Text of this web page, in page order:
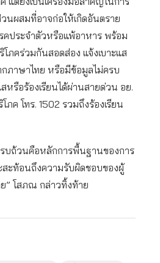
นผสมที่อาจก่อให้เกิดอันตราย
คประจำตัวหรือแพ้อาหาร พร้อม
ภคร่วมกันสอดส่อง แจ้งเบาะแส
ภาษาไทย หรือมีข้อมูลไม่ครบ
หรือร้องเรียนได้ผ่านสายด่วน อย.
ภค โทร. 1502 รวมถึงร้องเรียน
บถ้วนคือหลักการพื้นฐานของการ
สะท้อนถึงความรับผิดชอบของผู้
” โสภณ กล่าวทิ้งท้าย